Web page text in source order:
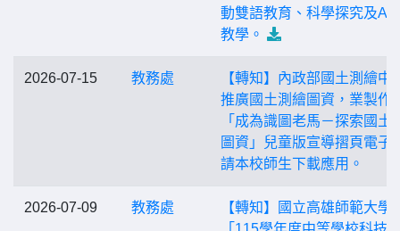
動雙語教育、科學探究及AI
教學。
2026-07-15 教務處
【轉知】內政部國土測繪中
推廣國土測繪圖資，業製作
「成為識圖老馬－探索國土
圖資」兒童版宣導摺頁電子
請本校師生下載應用。
2026-07-09 教務處
【轉知】國立高雄師範大學